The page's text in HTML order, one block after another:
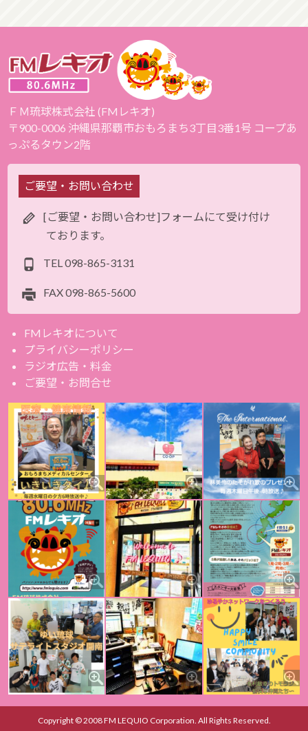
ＦＭ琉球株式会社 (FMレキオ)
〒900-0006 沖縄県那覇市おもろまち3丁目3番1号 コープあ
っぷるタウン2階
ご要望・お問い合わせ
[ご要望・お問い合わせ]フォームにて受け付け
ております。
TEL098-865-3131
FAX098-865-5600
FMレキオについて
プライバシーポリシー
ラジオ広告・料金
ご要望・お問合せ
Copyright © 2008 FM LEQUIO Corporation. All Rights Reserved.